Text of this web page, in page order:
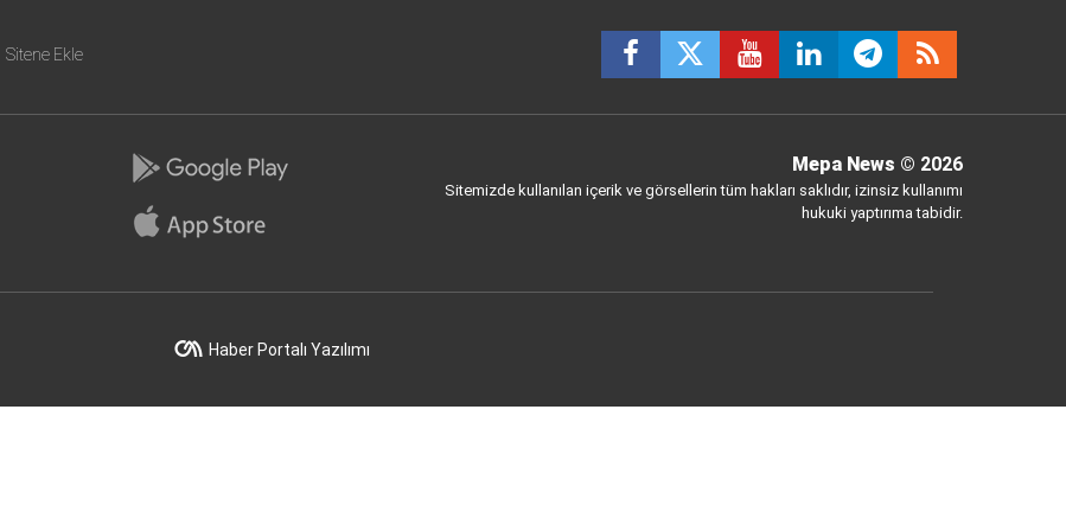
Sitene Ekle
Mepa News © 2026
Sitemizde kullanılan içerik ve görsellerin tüm hakları saklıdır, izinsiz kullanımı
hukuki yaptırıma tabidir.
Haber Portalı Yazılımı